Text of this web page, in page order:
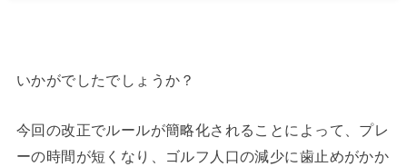
いかがでしたでしょうか？
今回の改正でルールが簡略化されることによって、プレ
ーの時間が短くなり、ゴルフ人口の減少に歯止めがかか